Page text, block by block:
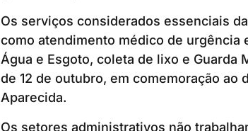
Os serviços considerados essenciais
como atendimento médico de urgência
Água e Esgoto, coleta de lixo e
de 12 de outubro, em comemoração ao
Aparecida.
Os setores administrativos não